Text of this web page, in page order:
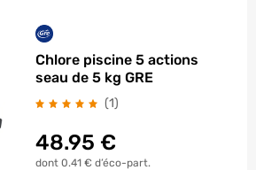
Chlore piscine 5 actions
seau de 5 kg GRE
(1)
48.95 €
dont 0.41 € d’éco-part.